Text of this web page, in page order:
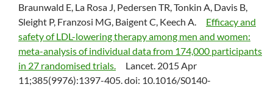
Braunwald E, La Rosa J, Pedersen TR, Tonkin A, Davis B,
Sleight P, Franzosi MG, Baigent C, Keech A. Efficacy and
safety of LDL-lowering therapy among men and women:
meta-analysis of individual data from 174,000 participants
in 27 randomised trials. Lancet. 2015 Apr
11;385(9976):1397-405. doi: 10.1016/S0140-